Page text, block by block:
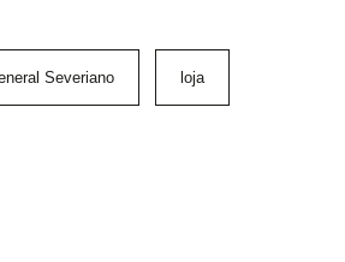
Severiano loja